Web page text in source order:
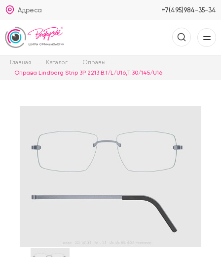
Адреса +7(495)984-35-34
Главная Каталог Оправы
Оправа Lindberg Strip 3P 2213 B:f/L/U16,T:30/145/U16